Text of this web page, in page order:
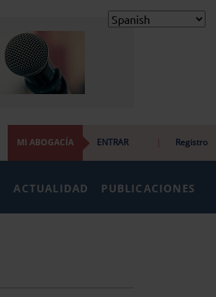
MI ABOGACÍA ENTRAR | Registro
ACTUALIDAD PUBLICACIONES